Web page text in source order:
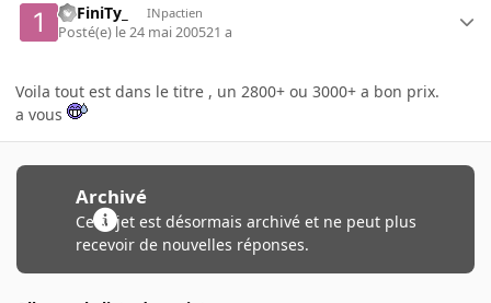
1nFiniTy_ INpactien
Posté(e) le 24 mai 200521 a
Voila tout est dans le titre , un 2800+ ou 3000+ a bon prix.
a vous
Archivé
Ce sujet est désormais archivé et ne peut plus
recevoir de nouvelles réponses.